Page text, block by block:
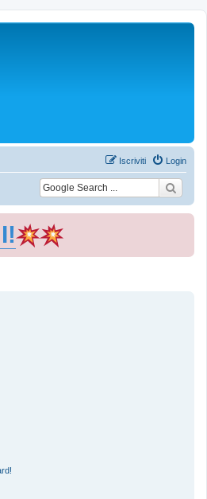
Login
Iscriviti